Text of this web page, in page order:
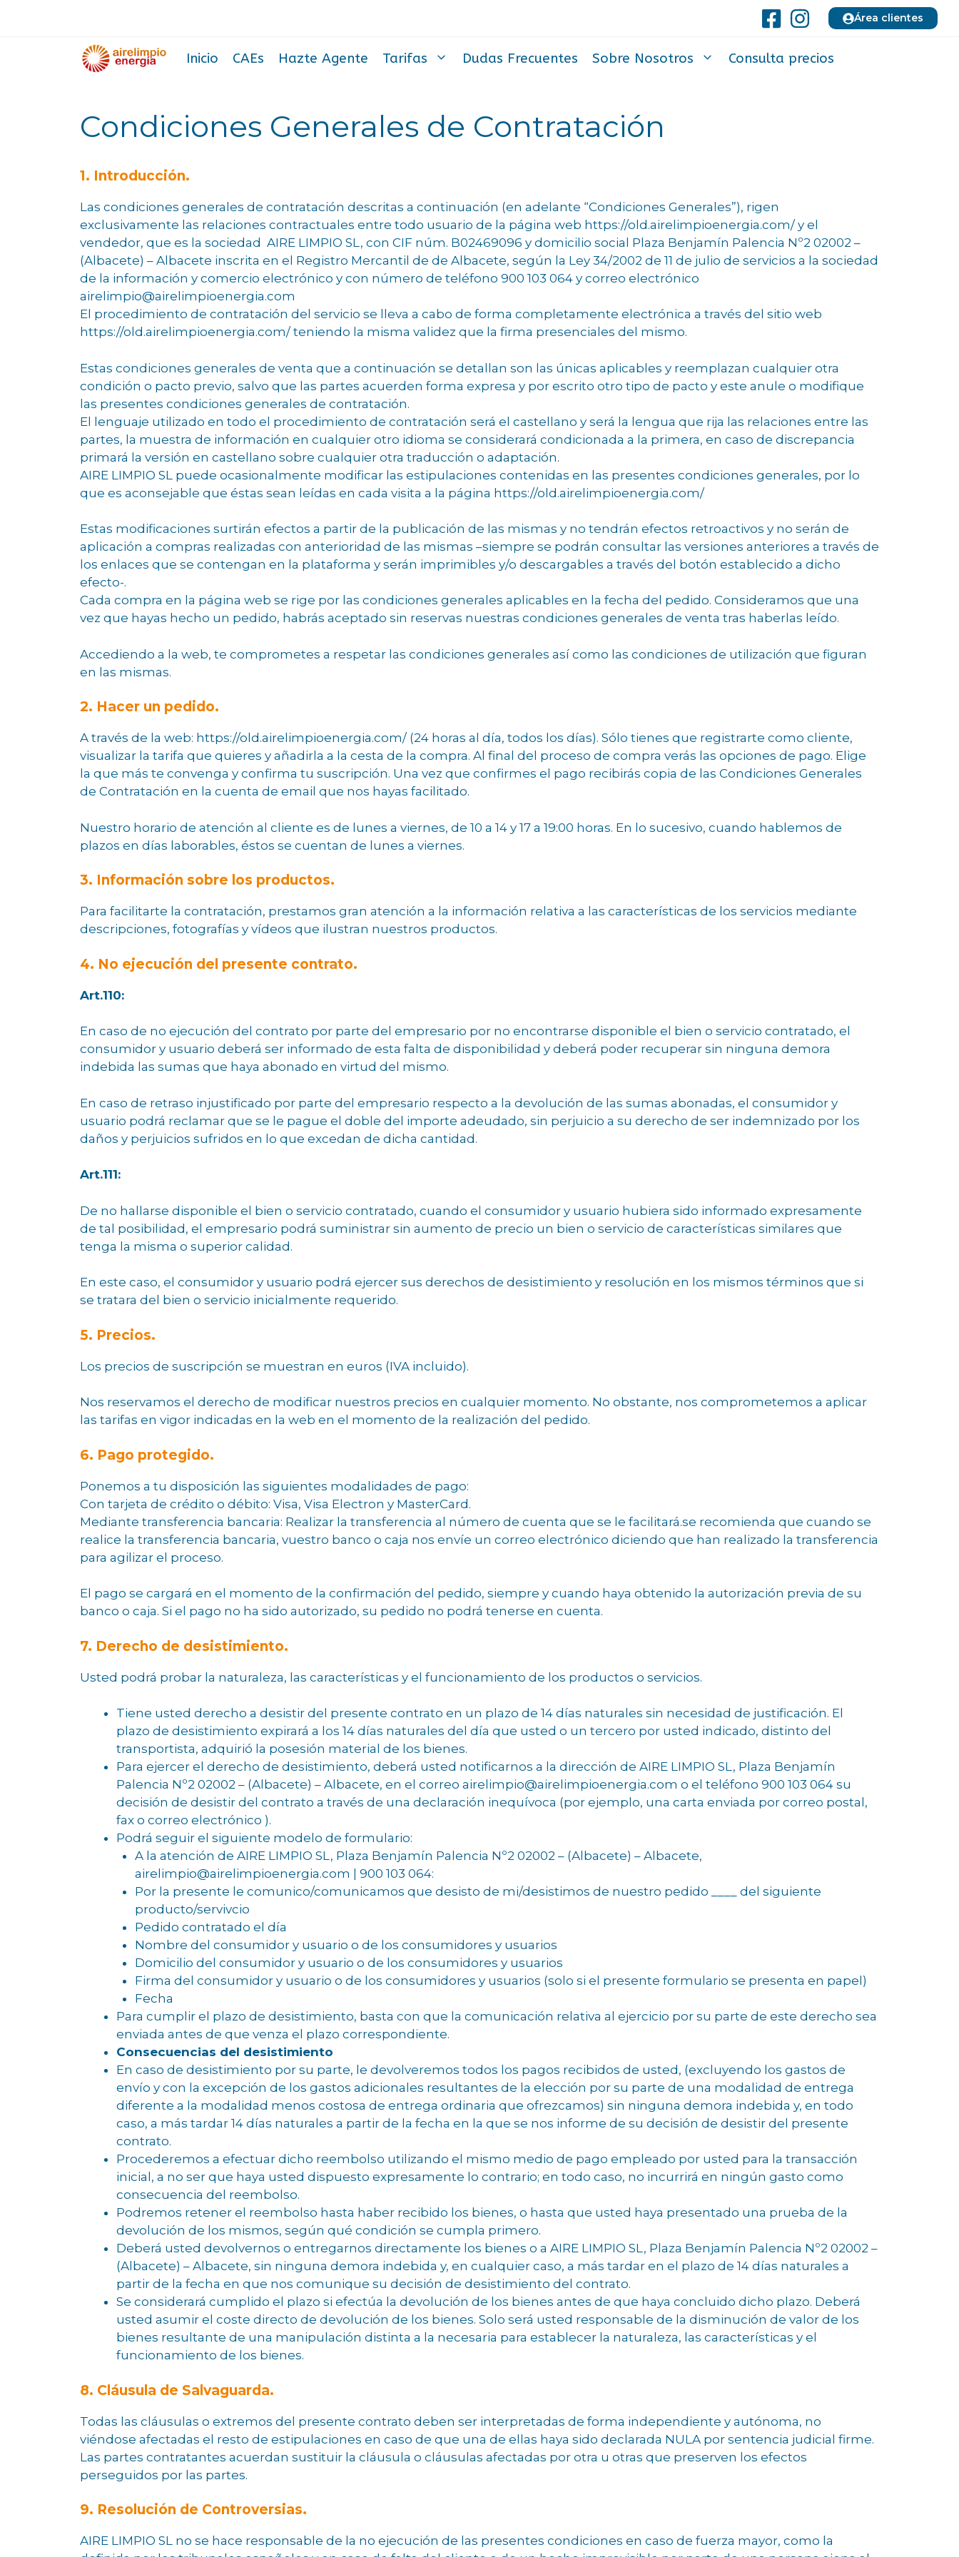
Área clientes
Inicio CAEs Hazte Agente Tarifas Dudas Frecuentes Sobre Nosotros Consulta precios
Condiciones Generales de Contratación
1. Introducción.
Las condiciones generales de contratación descritas a continuación (en adelante “Condiciones Generales”), rigen
exclusivamente las relaciones contractuales entre todo usuario de la página web https://old.airelimpioenergia.com/ y el
vendedor, que es la sociedad AIRE LIMPIO SL, con CIF núm. B02469096 y domicilio social Plaza Benjamín Palencia Nº2 02002 –
(Albacete) – Albacete inscrita en el Registro Mercantil de de Albacete, según la Ley 34/2002 de 11 de julio de servicios a la sociedad
de la información y comercio electrónico y con número de teléfono 900 103 064 y correo electrónico
airelimpio@airelimpioenergia.com
El procedimiento de contratación del servicio se lleva a cabo de forma completamente electrónica a través del sitio web
https://old.airelimpioenergia.com/ teniendo la misma validez que la firma presenciales del mismo.
Estas condiciones generales de venta que a continuación se detallan son las únicas aplicables y reemplazan cualquier otra
condición o pacto previo, salvo que las partes acuerden forma expresa y por escrito otro tipo de pacto y este anule o modifique
las presentes condiciones generales de contratación.
El lenguaje utilizado en todo el procedimiento de contratación será el castellano y será la lengua que rija las relaciones entre las
partes, la muestra de información en cualquier otro idioma se considerará condicionada a la primera, en caso de discrepancia
primará la versión en castellano sobre cualquier otra traducción o adaptación.
AIRE LIMPIO SL puede ocasionalmente modificar las estipulaciones contenidas en las presentes condiciones generales, por lo
que es aconsejable que éstas sean leídas en cada visita a la página https://old.airelimpioenergia.com/
Estas modificaciones surtirán efectos a partir de la publicación de las mismas y no tendrán efectos retroactivos y no serán de
aplicación a compras realizadas con anterioridad de las mismas –siempre se podrán consultar las versiones anteriores a través de
los enlaces que se contengan en la plataforma y serán imprimibles y/o descargables a través del botón establecido a dicho
efecto-.
Cada compra en la página web se rige por las condiciones generales aplicables en la fecha del pedido. Consideramos que una
vez que hayas hecho un pedido, habrás aceptado sin reservas nuestras condiciones generales de venta tras haberlas leído.
Accediendo a la web, te comprometes a respetar las condiciones generales así como las condiciones de utilización que figuran
en las mismas.
2. Hacer un pedido.
A través de la web: https://old.airelimpioenergia.com/ (24 horas al día, todos los días). Sólo tienes que registrarte como cliente,
visualizar la tarifa que quieres y añadirla a la cesta de la compra. Al final del proceso de compra verás las opciones de pago. Elige
la que más te convenga y confirma tu suscripción. Una vez que confirmes el pago recibirás copia de las Condiciones Generales
de Contratación en la cuenta de email que nos hayas facilitado.
Nuestro horario de atención al cliente es de lunes a viernes, de 10 a 14 y 17 a 19:00 horas. En lo sucesivo, cuando hablemos de
plazos en días laborables, éstos se cuentan de lunes a viernes.
3. Información sobre los productos.
Para facilitarte la contratación, prestamos gran atención a la información relativa a las características de los servicios mediante
descripciones, fotografías y vídeos que ilustran nuestros productos.
4. No ejecución del presente contrato.
Art.110:
En caso de no ejecución del contrato por parte del empresario por no encontrarse disponible el bien o servicio contratado, el
consumidor y usuario deberá ser informado de esta falta de disponibilidad y deberá poder recuperar sin ninguna demora
indebida las sumas que haya abonado en virtud del mismo.
En caso de retraso injustificado por parte del empresario respecto a la devolución de las sumas abonadas, el consumidor y
usuario podrá reclamar que se le pague el doble del importe adeudado, sin perjuicio a su derecho de ser indemnizado por los
daños y perjuicios sufridos en lo que excedan de dicha cantidad.
Art.111:
De no hallarse disponible el bien o servicio contratado, cuando el consumidor y usuario hubiera sido informado expresamente
de tal posibilidad, el empresario podrá suministrar sin aumento de precio un bien o servicio de características similares que
tenga la misma o superior calidad.
En este caso, el consumidor y usuario podrá ejercer sus derechos de desistimiento y resolución en los mismos términos que si
se tratara del bien o servicio inicialmente requerido.
5. Precios.
Los precios de suscripción se muestran en euros (IVA incluido).
Nos reservamos el derecho de modificar nuestros precios en cualquier momento. No obstante, nos comprometemos a aplicar
las tarifas en vigor indicadas en la web en el momento de la realización del pedido.
6. Pago protegido.
Ponemos a tu disposición las siguientes modalidades de pago:
Con tarjeta de crédito o débito: Visa, Visa Electron y MasterCard.
Mediante transferencia bancaria: Realizar la transferencia al número de cuenta que se le facilitará.se recomienda que cuando se
realice la transferencia bancaria, vuestro banco o caja nos envíe un correo electrónico diciendo que han realizado la transferencia
para agilizar el proceso.
El pago se cargará en el momento de la confirmación del pedido, siempre y cuando haya obtenido la autorización previa de su
banco o caja. Si el pago no ha sido autorizado, su pedido no podrá tenerse en cuenta.
7. Derecho de desistimiento.
Usted podrá probar la naturaleza, las características y el funcionamiento de los productos o servicios.
Tiene usted derecho a desistir del presente contrato en un plazo de 14 días naturales sin necesidad de justificación. El
plazo de desistimiento expirará a los 14 días naturales del día que usted o un tercero por usted indicado, distinto del
transportista, adquirió la posesión material de los bienes.
Para ejercer el derecho de desistimiento, deberá usted notificarnos a la dirección de AIRE LIMPIO SL, Plaza Benjamín
Palencia Nº2 02002 – (Albacete) – Albacete, en el correo airelimpio@airelimpioenergia.com o el teléfono 900 103 064 su
decisión de desistir del contrato a través de una declaración inequívoca (por ejemplo, una carta enviada por correo postal,
fax o correo electrónico ).
Podrá seguir el siguiente modelo de formulario:
A la atención de AIRE LIMPIO SL, Plaza Benjamín Palencia Nº2 02002 – (Albacete) – Albacete,
airelimpio@airelimpioenergia.com | 900 103 064:
Por la presente le comunico/comunicamos que desisto de mi/desistimos de nuestro pedido ____ del siguiente
producto/servivcio
Pedido contratado el día
Nombre del consumidor y usuario o de los consumidores y usuarios
Domicilio del consumidor y usuario o de los consumidores y usuarios
Firma del consumidor y usuario o de los consumidores y usuarios (solo si el presente formulario se presenta en papel)
Fecha
Para cumplir el plazo de desistimiento, basta con que la comunicación relativa al ejercicio por su parte de este derecho sea
enviada antes de que venza el plazo correspondiente.
Consecuencias del desistimiento
En caso de desistimiento por su parte, le devolveremos todos los pagos recibidos de usted, (excluyendo los gastos de
envío y con la excepción de los gastos adicionales resultantes de la elección por su parte de una modalidad de entrega
diferente a la modalidad menos costosa de entrega ordinaria que ofrezcamos) sin ninguna demora indebida y, en todo
caso, a más tardar 14 días naturales a partir de la fecha en la que se nos informe de su decisión de desistir del presente
contrato.
Procederemos a efectuar dicho reembolso utilizando el mismo medio de pago empleado por usted para la transacción
inicial, a no ser que haya usted dispuesto expresamente lo contrario; en todo caso, no incurrirá en ningún gasto como
consecuencia del reembolso.
Podremos retener el reembolso hasta haber recibido los bienes, o hasta que usted haya presentado una prueba de la
devolución de los mismos, según qué condición se cumpla primero.
Deberá usted devolvernos o entregarnos directamente los bienes o a AIRE LIMPIO SL, Plaza Benjamín Palencia Nº2 02002 –
(Albacete) – Albacete, sin ninguna demora indebida y, en cualquier caso, a más tardar en el plazo de 14 días naturales a
partir de la fecha en que nos comunique su decisión de desistimiento del contrato.
Se considerará cumplido el plazo si efectúa la devolución de los bienes antes de que haya concluido dicho plazo. Deberá
usted asumir el coste directo de devolución de los bienes. Solo será usted responsable de la disminución de valor de los
bienes resultante de una manipulación distinta a la necesaria para establecer la naturaleza, las características y el
funcionamiento de los bienes.
8. Cláusula de Salvaguarda.
Todas las cláusulas o extremos del presente contrato deben ser interpretadas de forma independiente y autónoma, no
viéndose afectadas el resto de estipulaciones en caso de que una de ellas haya sido declarada NULA por sentencia judicial firme.
Las partes contratantes acuerdan sustituir la cláusula o cláusulas afectadas por otra u otras que preserven los efectos
perseguidos por las partes.
9. Resolución de Controversias.
AIRE LIMPIO SL no se hace responsable de la no ejecución de las presentes condiciones en caso de fuerza mayor, como la